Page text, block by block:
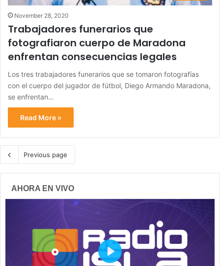
November 28, 2020
Trabajadores funerarios que
fotografiaron cuerpo de Maradona
enfrentan consecuencias legales
Los tres trabajadores funerarios que se tomaron fotografías
con el cuerpo del jugador de fútbol, Diego Armando Maradona,
se enfrentan…
Read More »
Previous page
AHORA EN VIVO
P